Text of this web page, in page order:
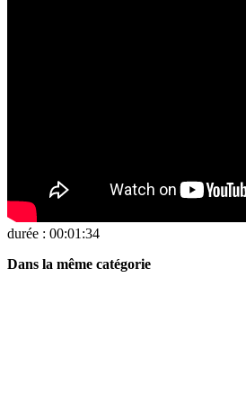
durée : 00:01:34
Dans la même catégorie